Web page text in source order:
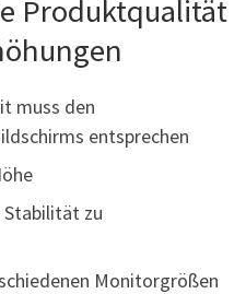
Produktqualität
muss den
entsprechen
Stabilität zu
Monitorgrößen